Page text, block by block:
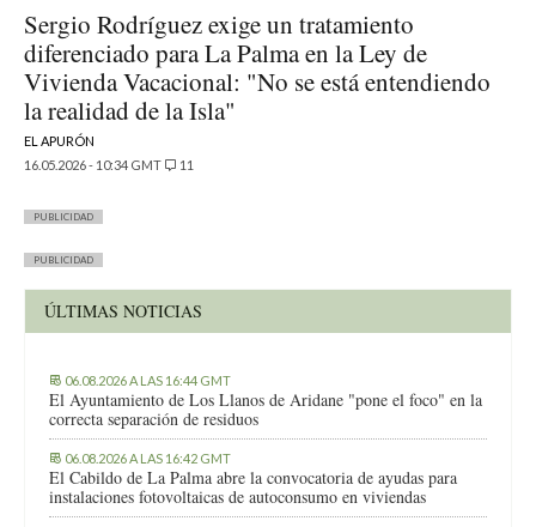
Sergio Rodríguez exige un tratamiento
diferenciado para La Palma en la Ley de
Vivienda Vacacional: "No se está entendiendo
la realidad de la Isla"
EL APURÓN
16.05.2026 - 10:34 GMT
11
PUBLICIDAD
PUBLICIDAD
ÚLTIMAS NOTICIAS
06.08.2026 A LAS 16:44 GMT
El Ayuntamiento de Los Llanos de Aridane "pone el foco" en la
correcta separación de residuos
06.08.2026 A LAS 16:42 GMT
El Cabildo de La Palma abre la convocatoria de ayudas para
instalaciones fotovoltaicas de autoconsumo en viviendas